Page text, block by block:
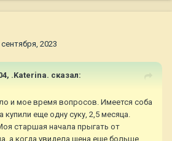
сентября, 2023
.Katerina. сказал:
и мое время вопросов. Имеется соба
купили еще одну суку, 2,5 месяца.
старшая начала прыгать от
а когда увидела щена еще больше